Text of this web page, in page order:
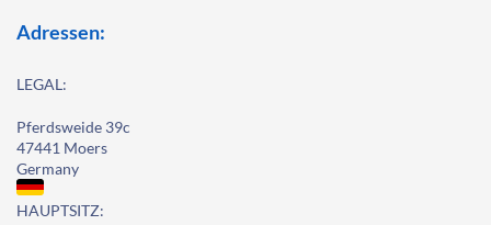
Adressen:
LEGAL:
Pferdsweide 39c
47441 Moers
Germany
HAUPTSITZ: